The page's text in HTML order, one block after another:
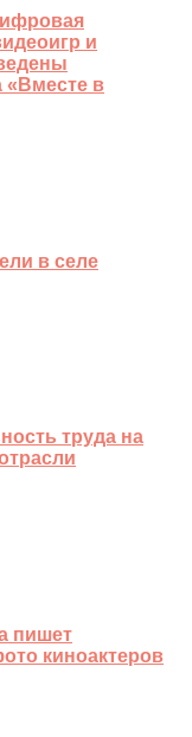
и
«Вместе в
в селе
труда на
пишет
киноактеров